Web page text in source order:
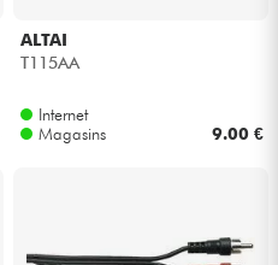
ALTAI
T115AA
Internet
Magasins
9.00 €